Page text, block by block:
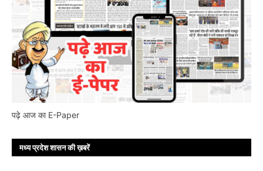
पढ़े आज का E-Paper
मध्य प्रदेश शासन की ख़बरें